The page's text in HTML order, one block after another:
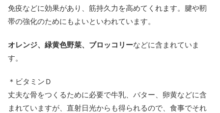
免疫などに効果があり、筋持久力を高めてくれます。腱や靭
帯の強化のためにもよいといわれています。
オレンジ、緑黄色野菜、ブロッコリーなどに含まれていま
す。
＊ビタミンＤ
丈夫な骨をつくるために必要で牛乳、バター、卵黄などに含
まれていますが、直射日光からも得られるので、食事でそれ